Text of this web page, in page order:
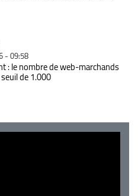
- 09:58
: le nombre de web-marchands
de 1.000